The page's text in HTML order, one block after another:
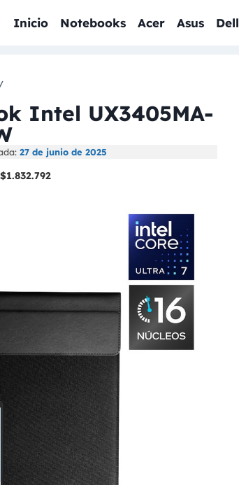
Inicio Notebooks Acer Asus Dell
Intel UX3405MA-
27 de junio de 2025